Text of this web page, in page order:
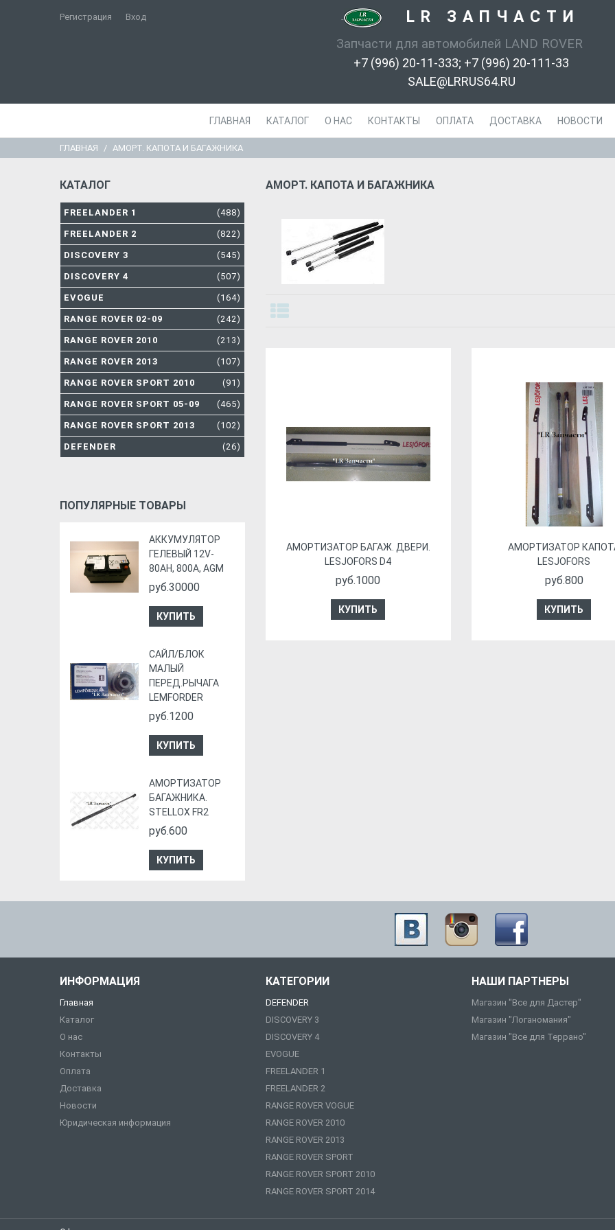
Регистрация Вход - LR ЗАПЧАСТИ
Запчасти для автомобилей LAND ROVER
+7 (996) 20-11-333; +7 (996) 20-111-33
SALE@LRRUS64.RU
ГЛАВНАЯ КАТАЛОГ О НАС КОНТАКТЫ ОПЛАТА ДОСТАВКА НОВОСТИ
ГЛАВНАЯ АМОРТ. КАПОТА И БАГАЖНИКА
АМОРТ. КАПОТА И БАГАЖНИКА
АМОРТИЗАТОР БАГАЖ. ДВЕРИ.
LESJOFORS D4
руб.1000
КУПИТЬ
АМОРТИЗАТОР
LESJOFORS
руб.800
КУПИТЬ
КАТАЛОГ
FREELANDER 1 (488)
FREELANDER 2 (822)
DISCOVERY 3 (545)
DISCOVERY 4 (507)
EVOGUE (164)
RANGE ROVER 02-09 (242)
RANGE ROVER 2010 (213)
RANGE ROVER 2013 (107)
RANGE ROVER SPORT 2010 (91)
RANGE ROVER SPORT 05-09 (465)
RANGE ROVER SPORT 2013 (102)
DEFENDER (26)
ПОПУЛЯРНЫЕ ТОВАРЫ
АККУМУЛЯТОР
ГЕЛЕВЫЙ 12V-
80AH, 800A, AGM
руб.30000
КУПИТЬ
CАЙЛ/БЛОК
МАЛЫЙ
ПЕРЕД.РЫЧАГА
LEMFORDER
руб.1200
КУПИТЬ
АМОРТИЗАТОР
БАГАЖНИКА.
STELLOX FR2
руб.600
КУПИТЬ
ИНФОРМАЦИЯ
Главная
Каталог
О нас
Контакты
Оплата
Доставка
Новости
Юридическая информация
КАТЕГОРИИ
DEFENDER
DISCOVERY 3
DISCOVERY 4
EVOGUE
FREELANDER 1
FREELANDER 2
RANGE ROVER VOGUE
RANGE ROVER 2010
RANGE ROVER 2013
RANGE ROVER SPORT
RANGE ROVER SPORT 2010
RANGE ROVER SPORT 2014
НАШИ ПАРТНЕРЫ
Магазин "Все для Дастер"
Магазин "Логаномания"
Магазин "Все для Террано"